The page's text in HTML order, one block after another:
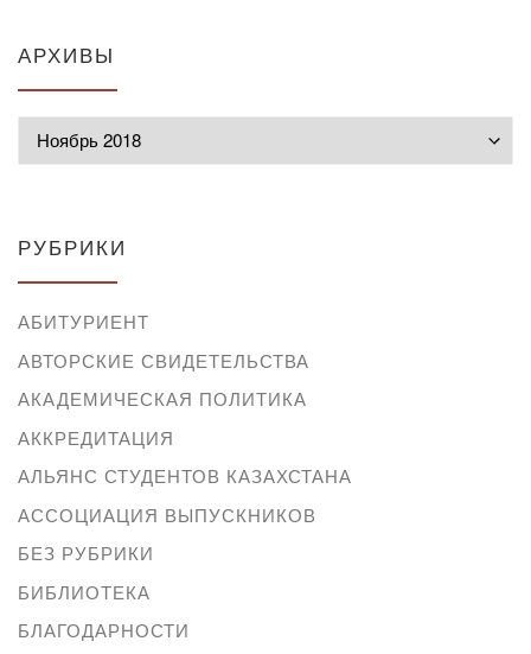
АРХИВЫ
РУБРИКИ
АБИТУРИЕНТ
АВТОРСКИЕ СВИДЕТЕЛЬСТВА
АКАДЕМИЧЕСКАЯ ПОЛИТИКА
АККРЕДИТАЦИЯ
АЛЬЯНС СТУДЕНТОВ КАЗАХСТАНА
АССОЦИАЦИЯ ВЫПУСКНИКОВ
БЕЗ РУБРИКИ
БИБЛИОТЕКА
БЛАГОДАРНОСТИ